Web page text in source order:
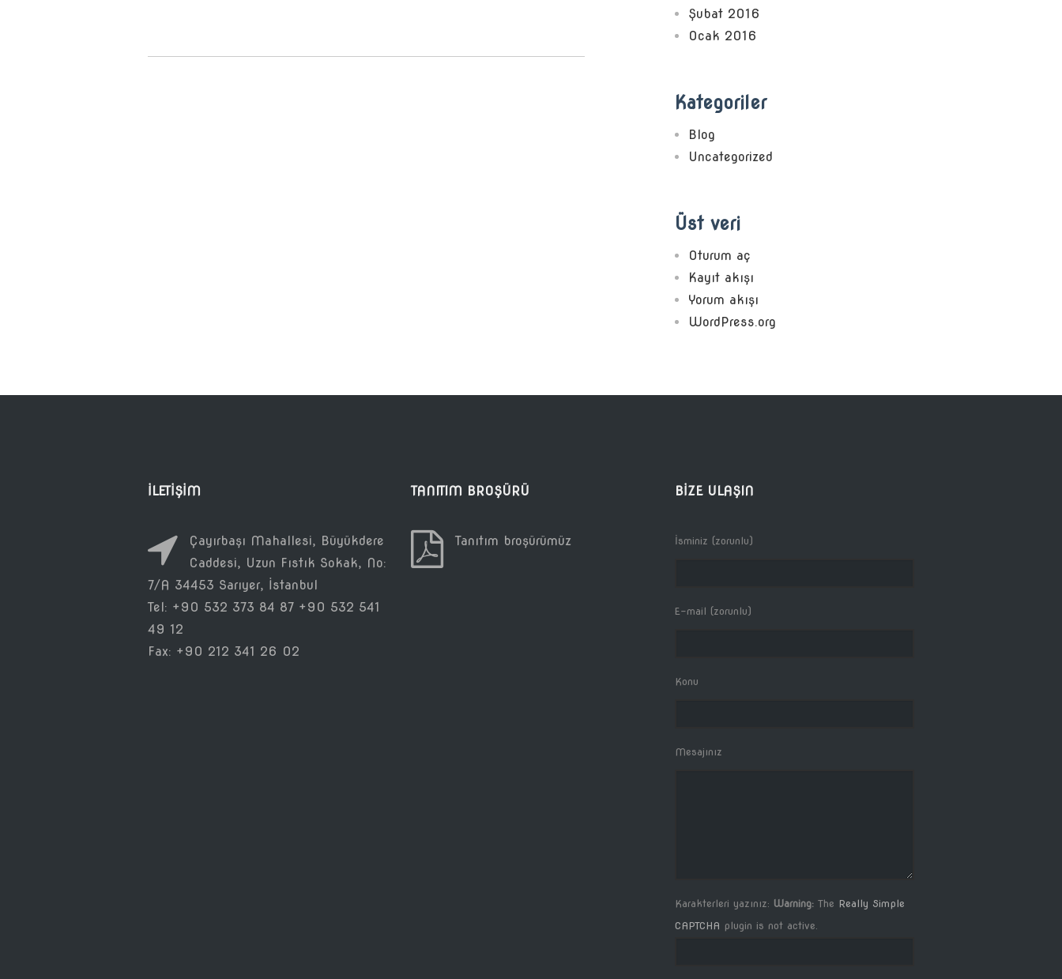
Şubat 2016
Ocak 2016
Kategoriler
Blog
Uncategorized
Üst veri
Oturum aç
Kayıt akışı
Yorum akışı
WordPress.org
İLETIŞIM
Çayırbaşı Mahallesi, Büyükdere
Caddesi, Uzun Fıstık Sokak, No:
7/A 34453 Sarıyer, İstanbul
Tel: +90 532 373 84 87 +90 532 541
49 12
Fax: +90 212 341 26 02
TANITIM BROŞÜRÜ
Tanıtım broşürümüz
BIZE ULAŞIN
İsminiz (zorunlu)
E-mail (zorunlu)
Konu
Mesajınız
Karakterleri yazınız: Warning:The Really Simple
CAPTCHA plugin is not active.